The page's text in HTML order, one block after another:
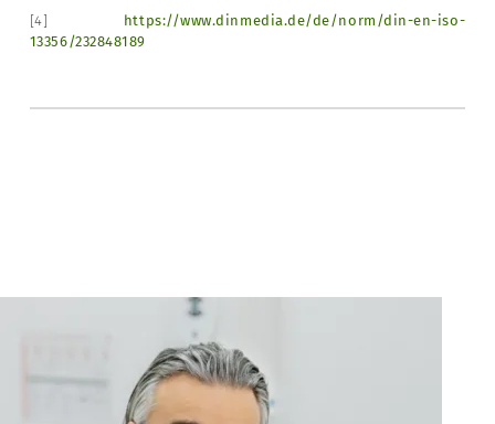
[4] https://www.dinmedia.de/de/norm/din-en-iso-
13356/232848189